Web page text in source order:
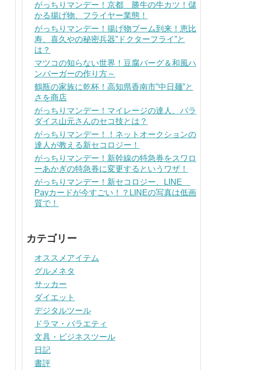
がっちりマンデー！京都 勝牛の牛カツ！儲
かる揚げ物、フライヤー業態！
がっちりマンデー！揚げ物ブーム到来！恵比
寿、喜久やの秘密兵器”ドクターフライ”と
は？
マツコの知らない世界！豆腐バーグ＆和風ハ
ンバーガーの作り方～
鶴瓶の家族に乾杯！高知県香南市”中日麺”と
さを商店
がっちりマンデー！マイレージの達人、パラ
ダイス山元さんのセコ技とは？
がっちりマンデー！！ネットオークションの
達人が教える新セコロジー！
がっちりマンデー！新幹線の特急券をスワロ
ーあかぎの特急券に変更するというワザ！
がっちりマンデー！新セコロジー、LINE
Payカードが今すごい！？LINEの写真は低画
質で！
カテゴリー
オススメアイテム
グルメネタ
サッカー
ダイエット
デジタルツール
ドラマ・バラエティ
文具・ビジネスツール
日記
書評